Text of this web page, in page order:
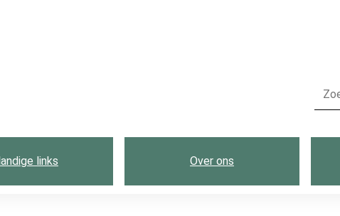
links Over ons